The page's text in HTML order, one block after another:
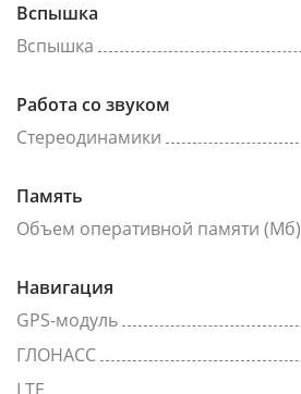
Вспышка
Вспышка
Работа со звуком
Стереодинамики
Память
Объем оперативной памяти (Мб)
Навигация
GPS-модуль
ГЛОНАСС